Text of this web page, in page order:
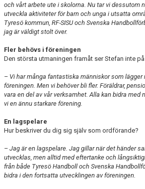
och vårt arbete ute i skolorna. Nu tar vi dessutom
utveckla aktiviteter för barn och unga i utsatta
Tyresö kommun, RF-SISU och Svenska
jag är väldigt stolt över.
Fler behövs i föreningen
Den största utmaningen framåt ser Stefan inte
– Vi har många fantastiska människor som lägger
föreningen. Men vi behöver bli fler. Föräldrar,
vara en del av vår verksamhet. Alla kan bidra
vi en ännu starkare förening.
En lagspelare
Hur beskriver du dig sig själv som ordförande?
– Jag är en lagspelare. Jag gillar när det händer
utvecklas, men alltid med eftertanke och
från både Tyresö Handboll och Svenska
bidra i den fortsatta utvecklingen av föreningen.